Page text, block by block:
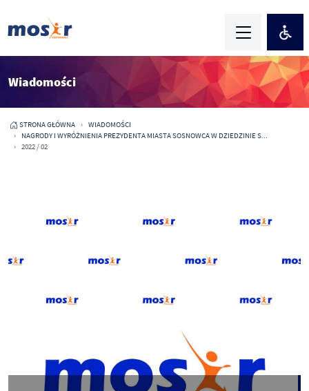
Wiadomości
STRONA GŁÓWNA
WIADOMOŚCI
NAGRODY I WYRÓŻNIENIA PREZYDENTA MIASTA SOSNOWCA W DZIEDZINIE S...
2022 / 02